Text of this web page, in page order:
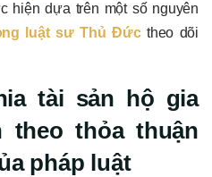
hiện dựa trên một số nguyên
luật sư Thủ Đứctheo dõi
tài sản hộ gia
thỏa thuận
pháp luật